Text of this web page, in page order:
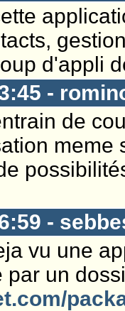
d'appli
-
de
meme
-
vu une
par un